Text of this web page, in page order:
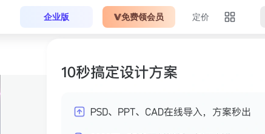
企业版 免费领会员 定价